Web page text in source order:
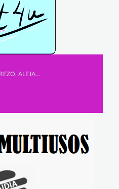
Secundaria, MARÍA LARREA CEREZO, ALEJANDRO ESCRIBANO GONZÁLEZ y ELDA MARTÍNEZ GONZÁLEZ